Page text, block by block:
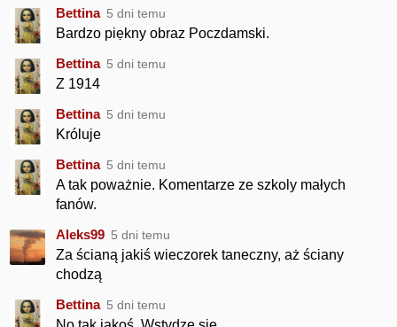
Bettina 5 dni temu
Bardzo piẹkny obraz Poczdamski.
Bettina 5 dni temu
Z 1914
Bettina 5 dni temu
Króluje
Bettina 5 dni temu
A tak poważnie. Komentarze ze szkoly małych
fanów.
Aleks99 5 dni temu
Za ścianą jakiś wieczorek taneczny, aż ściany
chodzą
Bettina 5 dni temu